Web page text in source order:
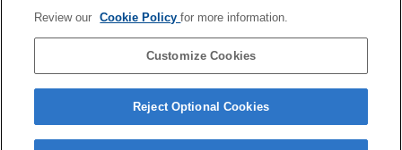
difficile de faire le point sur un sujet avec cette fonction lorsque vous photographiez
des scènes sombres, ou lorsqu’un sujet est situé dans les coins de l’écran ou qu’il est
Review our Cookie Policyfor more information.
Customize Cookies
Reject Optional Cookies